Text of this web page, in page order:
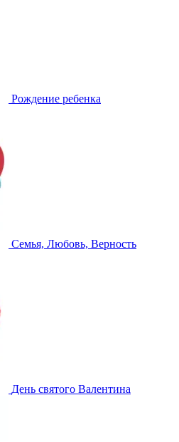
Рождение ребенка
Семья, Любовь, Верность
День святого Валентина